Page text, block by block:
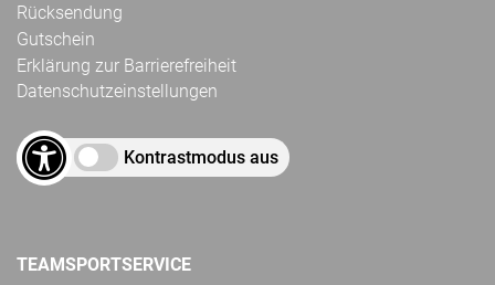
Rücksendung
Gutschein
Erklärung zur Barrierefreiheit
Datenschutzeinstellungen
Kontrastmodus aus
TEAMSPORTSERVICE